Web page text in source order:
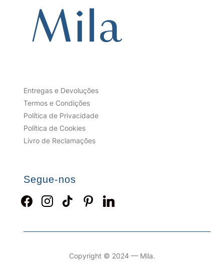
Entregas e Devoluções
Termos e Condições
Política de Privacidade
Política de Cookies
Livro de Reclamações
Segue-nos
facebookinstagram
tiktok pinterestlinkedin
Copyright © 2024 — Mila.